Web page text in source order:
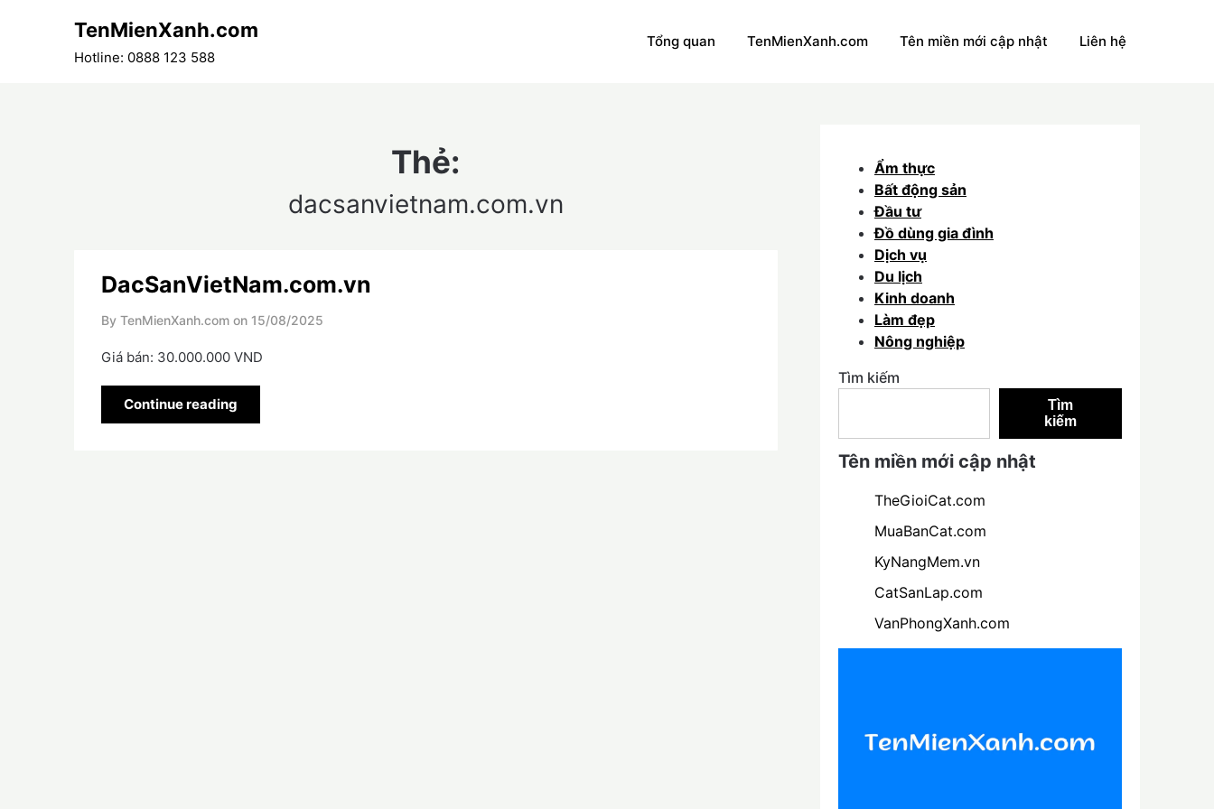
TenMienXanh.com
Hotline: 0888 123 588
Tổng quan TenMienXanh.com Tên miền mới cập nhật Liên hệ
Thẻ:
dacsanvietnam.com.vn
DacSanVietNam.com.vn
By TenMienXanh.com on 15/08/2025
Giá bán: 30.000.000 VND
Continue reading
Ẩm thực
Bất động sản
Đầu tư
Đồ dùng gia đình
Dịch vụ
Du lịch
Kinh doanh
Làm đẹp
Nông nghiệp
Tìm kiếm
Tìm
kiếm
Tên miền mới cập nhật
TheGioiCat.com
MuaBanCat.com
KyNangMem.vn
CatSanLap.com
VanPhongXanh.com